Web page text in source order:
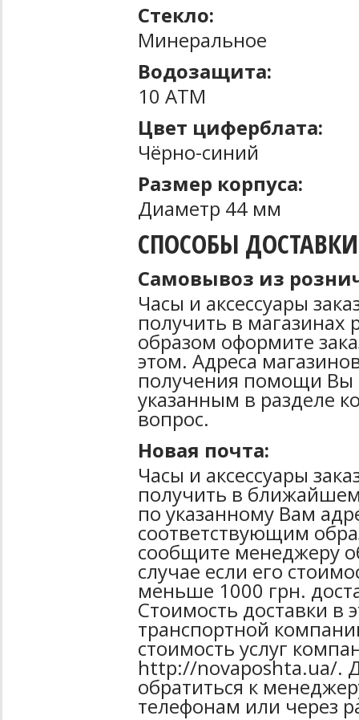
Стекло:
Минеральное
Водозащита:
10 ATM
Цвет циферблата:
Чёрно-синий
Размер корпуса:
Диаметр 44 мм
СПОСОБЫ
Самовывоз из
Часы и аксессуары
получить в магазинах
образом оформите
этом. Адреса
получения помощи Вы
указанным в разделе
вопрос.
Новая почта:
Часы и аксессуары
получить в
по указанному Вам
соответствующим
сообщите менеджеру
случае если его
меньше 1000 грн.
Стоимость доставки в
транспортной
стоимость услуг
http://novaposhta.ua/.
обратиться к
телефонам или через